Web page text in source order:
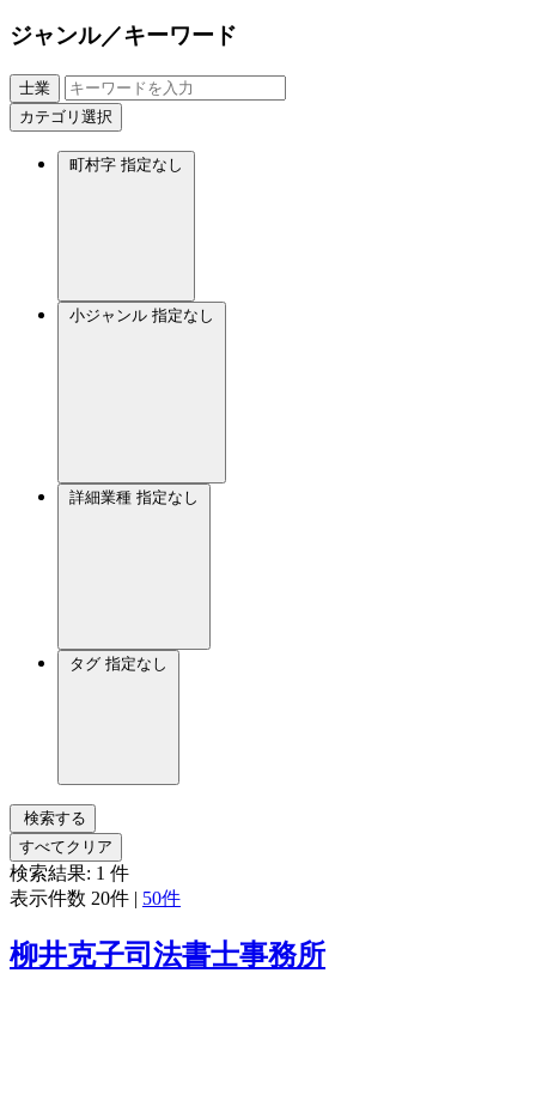
ジャンル／キーワード
士業
カテゴリ選択
町村字 指定なし
小ジャンル 指定なし
詳細業種 指定なし
タグ 指定なし
検索する
すべてクリア
検索結果: 1 件
表示件数 20件 | 50件
柳井克子司法書士事務所